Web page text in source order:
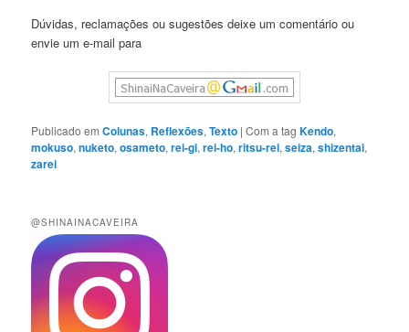
Dúvidas, reclamações ou sugestões deixe um comentário ou
envie um e-mail para
Publicado em Colunas, Reflexões,Texto |Com a tagKendo,
mokuso,nuketo,osameto,rei-gi,rei-ho,ritsu-rei,seiza,shizentai,
zarei
@SHINAINACAVEIRA